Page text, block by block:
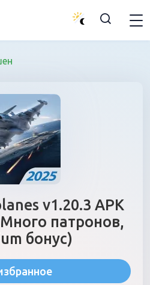
v1.20.3 APK
патронов,
бонус)